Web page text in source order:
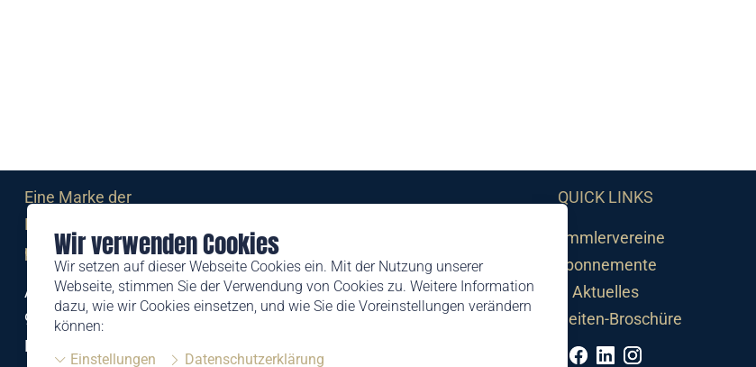
Wir verwenden Cookies
Wir setzen auf dieser Webseite Cookies ein. Mit der Nutzung unserer
Webseite, stimmen Sie der Verwendung von Cookies zu. Weitere Information
dazu, wie wir Cookies einsetzen, und wie Sie die Voreinstellungen verändern
können:
Einstellungen
Datenschutzerklärung
Eine Marke der
Liechtensteinischen Post AG
post.li
Alte Zollstrasse 11
9494 Schaan
Liechtenstein
QUICK LINKS
Sammlervereine
Abonnemente
Aktuelles
Neuheiten-Broschüre